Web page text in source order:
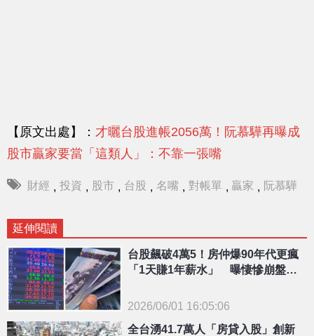
【原文出處】： 才曬台股進帳2056萬！阮慕驊再曝成
股市贏家要當「這類人」：不靠一張嘴
財經 , 投資 , 股市 , 台股 , 名嘴 , 對帳單 , 贏家 , 阮慕驊
延伸閱讀
{PLAYICON}
台股飆破4萬5！房仲爆90年代更瘋
「1天賺1年薪水」 曝悽慘崩盤下
2026/06/01 16:05:06
全台湧41.7萬人「房貸入股」創新